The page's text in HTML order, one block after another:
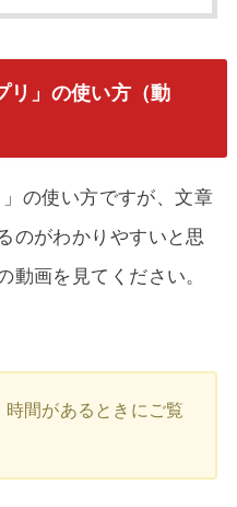
リ」の使い方（動
の使い方ですが、文章
のがわかりやすいと思
動画を見てください。
間があるときにご覧